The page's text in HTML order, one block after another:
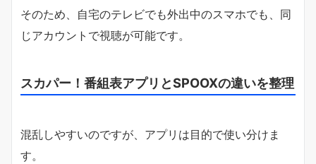
そのため、自宅のテレビでも外出中のスマホでも、同
じアカウントで視聴が可能です。
スカパー！番組表アプリとSPOOXの違いを整理
混乱しやすいのですが、アプリは目的で使い分けま
す。